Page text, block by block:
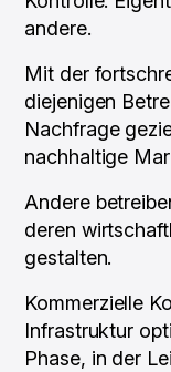
andere.
Mit der
diejenigen
Nachfrage
nachhaltige
Andere
deren
gestalten.
Kommerzielle
Infrastruktur
Phase, in der